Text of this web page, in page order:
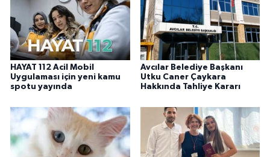
HAYAT 112 Acil Mobil
Uygulaması için yeni kamu
spotu yayında
Avcılar Belediye Başkanı
Utku Caner Çaykara
Hakkında Tahliye Kararı